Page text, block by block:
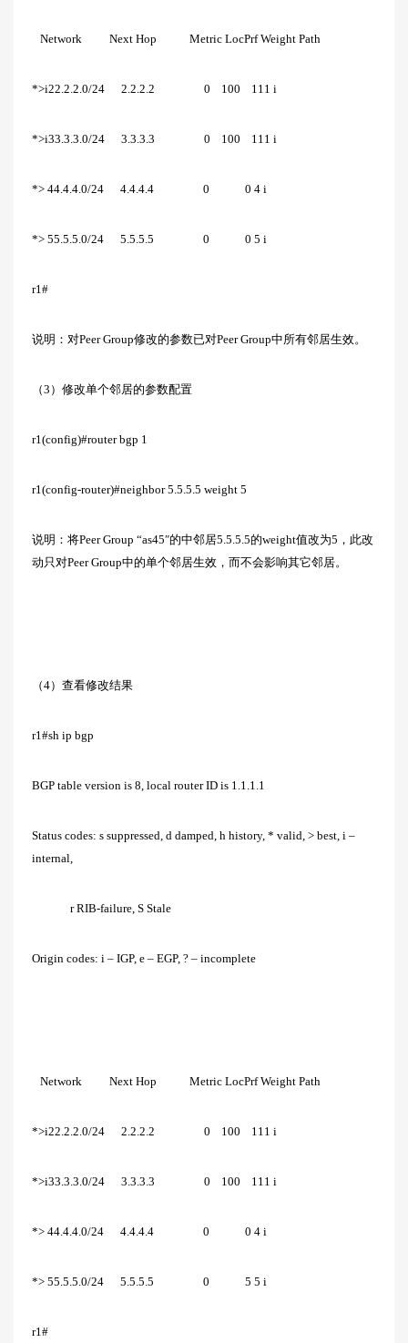
Network Next Hop Metric LocPrf Weight Path
*>i22.2.2.0/24 2.2.2.2 0 100 111 i
*>i33.3.3.0/24 3.3.3.3 0 100 111 i
*> 44.4.4.0/24 4.4.4.4 0 0 4 i
*> 55.5.5.0/24 5.5.5.5 0 0 5 i
r1#
说明：对Peer Group修改的参数已对Peer Group中所有邻居生效。
（3）修改单个邻居的参数配置
r1(config)#router bgp 1
r1(config-router)#neighbor 5.5.5.5 weight 5
说明：将Peer Group “as45″的中邻居5.5.5.5的weight值改为5，此改
动只对Peer Group中的单个邻居生效，而不会影响其它邻居。
（4）查看修改结果
r1#sh ip bgp
BGP table version is 8, local router ID is 1.1.1.1
Status codes: s suppressed, d damped, h history, * valid, > best, i –
internal,
r RIB-failure, S Stale
Origin codes: i – IGP, e – EGP, ? – incomplete
Network Next Hop Metric LocPrf Weight Path
*>i22.2.2.0/24 2.2.2.2 0 100 111 i
*>i33.3.3.0/24 3.3.3.3 0 100 111 i
*> 44.4.4.0/24 4.4.4.4 0 0 4 i
*> 55.5.5.0/24 5.5.5.5 0 5 5 i
r1#